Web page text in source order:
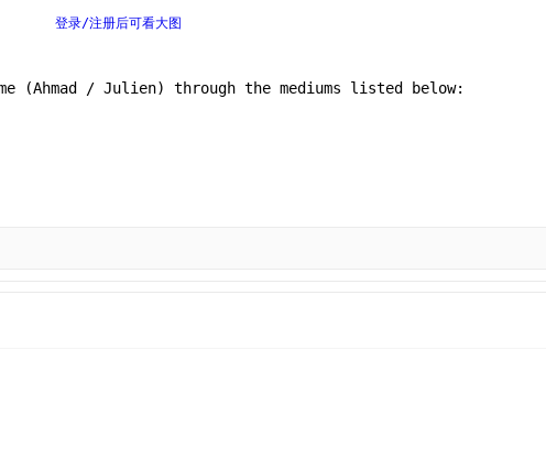
登录/注册后可看大图
/ Julien) through the mediums listed below: